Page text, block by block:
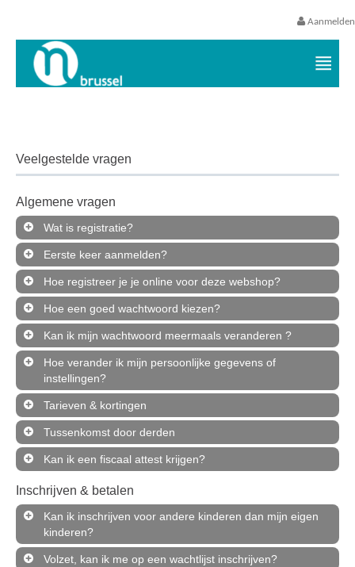
Aanmelden
Veelgestelde vragen
Algemene vragen
Wat is registratie?
Eerste keer aanmelden?
Hoe registreer je je online voor deze webshop?
Hoe een goed wachtwoord kiezen?
Kan ik mijn wachtwoord meermaals veranderen ?
Hoe verander ik mijn persoonlijke gegevens of
instellingen?
Tarieven & kortingen
Tussenkomst door derden
Kan ik een fiscaal attest krijgen?
Inschrijven & betalen
Kan ik inschrijven voor andere kinderen dan mijn eigen
kinderen?
Volzet, kan ik me op een wachtlijst inschrijven?